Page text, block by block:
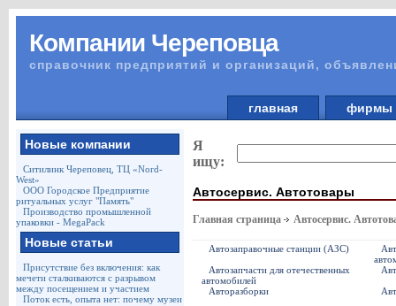
Компании Череповца
справочник предприятий и организаций,
главная
Новые компании
Ситилинк Череповец, ТЦ «Nord-
West»
ООО Городское Предприятие
ритуальных услуг "Память"
Производство промышленной
упаковки - MegaPack
Новые статьи
Присутствие без включения: как
мечети сталкиваются с разрывом
между посещением и участием
Поток есть, опыта нет: почему музеи
Я
ищу:
Автосервис. Автотовары
Главная страница Автосервис.
Автозаправочные станции (АЗС)
Автозапчасти для отечественных
автомобилей
Авторазборки